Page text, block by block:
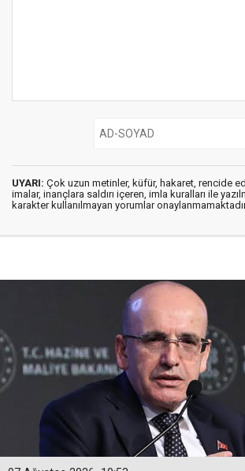
UYARI: Çok uzun metinler, küfür, hakaret, rencide
imalar, inançlara saldırı içeren, imla kuralları ile
karakter kullanılmayan yorumlar